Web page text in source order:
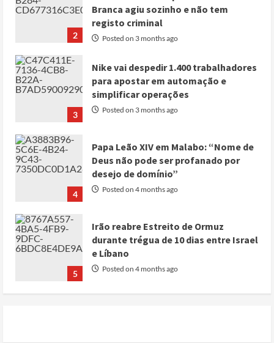
2
Branca agiu sozinho e não tem
registo criminal
Posted on 3 months ago
3
Nike vai despedir 1.400 trabalhadores
para apostar em automação e
simplificar operações
Posted on 3 months ago
4
Papa Leão XIV em Malabo: “Nome de
Deus não pode ser profanado por
desejo de domínio”
Posted on 4 months ago
5
Irão reabre Estreito de Ormuz
durante trégua de 10 dias entre Israel
e Líbano
Posted on 4 months ago